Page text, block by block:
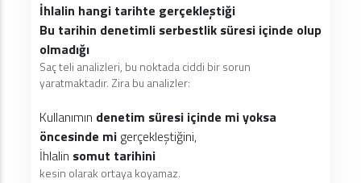
İhlalin hangi tarihte gerçekleştiği
Bu tarihin denetimli serbestlik süresi içinde olup
olmadığı
Saç teli analizleri, bu noktada ciddi bir sorun
yaratmaktadır. Zira bu analizler:
Kullanımın denetim süresi içinde mi yoksa
öncesinde mi gerçekleştiğini,
İhlalin somut tarihini
kesin olarak ortaya koyamaz.